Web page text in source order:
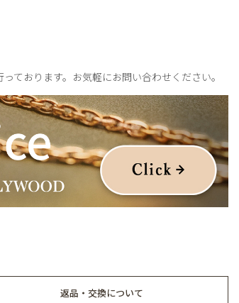
ております。お気軽にお問い合わせください。
返品・交換について